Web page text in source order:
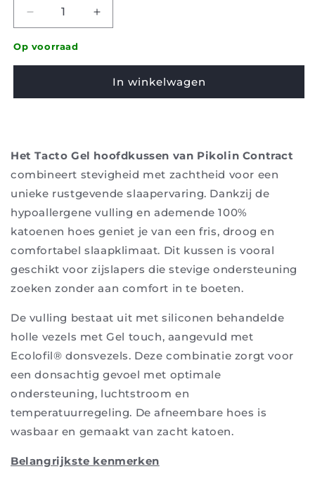
Verminder
hoeveelheid
voor
Kussen
Hoeveelheid
verhogen
Pillow
Pikolin
Op voorraad
In winkelwagen
Het Tacto Gel hoofdkussen van Pikolin Contract
combineert stevigheid met zachtheid voor een
unieke rustgevende slaapervaring. Dankzij de
hypoallergene vulling en ademende 100%
katoenen hoes geniet je van een fris, droog en
comfortabel slaapklimaat. Dit kussen is vooral
geschikt voor zijslapers die stevige ondersteuning
zoeken zonder aan comfort in te boeten.
De vulling bestaat uit met siliconen behandelde
holle vezels met Gel touch, aangevuld met
Ecolofil® donsvezels. Deze combinatie zorgt voor
een donsachtig gevoel met optimale
ondersteuning, luchtstroom en
temperatuurregeling. De afneembare hoes is
wasbaar en gemaakt van zacht katoen.
Belangrijkste kenmerken